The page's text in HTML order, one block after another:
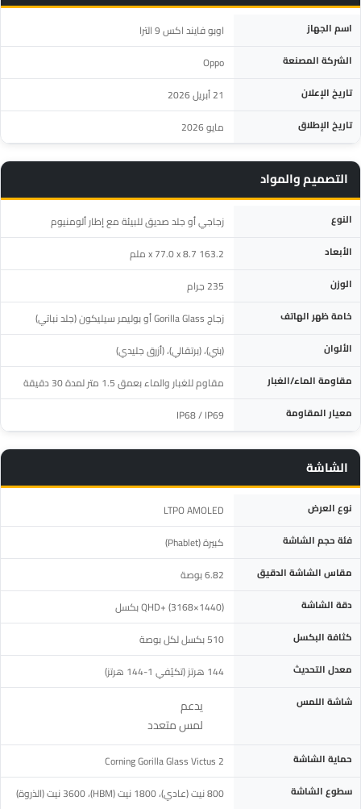
المواصفةالتفاصيلاسم الجهاز اوبو فايند اكس 9 الترا
الشركة المصنعة Oppo
تاريخ الإعلان 21 أبريل 2026
تاريخ الإطلاق مايو 2026
التصميم والمواد
المواصفة
النوع زجاجي أو جلد صديق للبيئة مع إطار ألومنيوم
الأبعاد 163.2 x 77.0 x 8.7 ملم
الوزن 235 جرام
خامة ظهر الهاتف زجاج Gorilla Glass أو بوليمر سيليكون (جلد نباتي)
الألوان (بني)، (برتقالي)، (أزرق جليدي)
مقاومة الماء/الغبار مقاوم للغبار والماء بعمق 1.5 متر لمدة 30 دقيقة
معيار المقاومة IP68 / IP69
الشاشة
المواصفة
نوع العرض LTPO AMOLED
فئة حجم الشاشة كبيرة (Phablet)
مقاس الشاشة الدقيق 6.82 بوصة
دقة الشاشة QHD+ (3168×1440) بكسل
كثافة البكسل 510 بكسل لكل بوصة
معدل التحديث 144 هرتز (تكيّفي 1-144 هرتز)
شاشة اللمس
يدعم
لمس متعدد
حماية الشاشة Corning Gorilla Glass Victus 2
سطوع الشاشة 800 نيت (عادي)، 1800 نيت (HBM)، 3600 نيت (الذروة)